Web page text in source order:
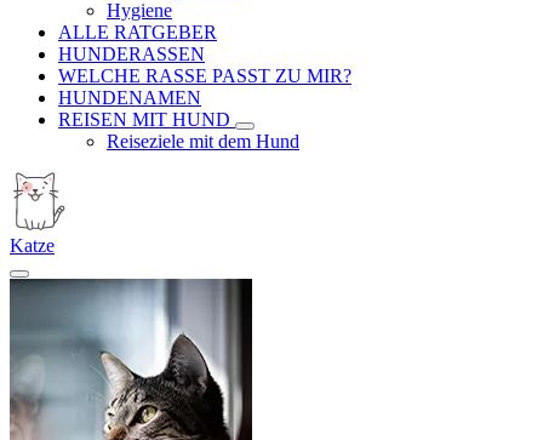
Hygiene
ALLE RATGEBER
HUNDERASSEN
WELCHE RASSE PASST ZU MIR?
HUNDENAMEN
REISEN MIT HUND
Reiseziele mit dem Hund
Katze